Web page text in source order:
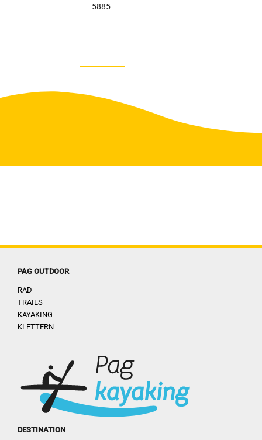
5885
PAG OUTDOOR
RAD
TRAILS
KAYAKING
KLETTERN
DESTINATION